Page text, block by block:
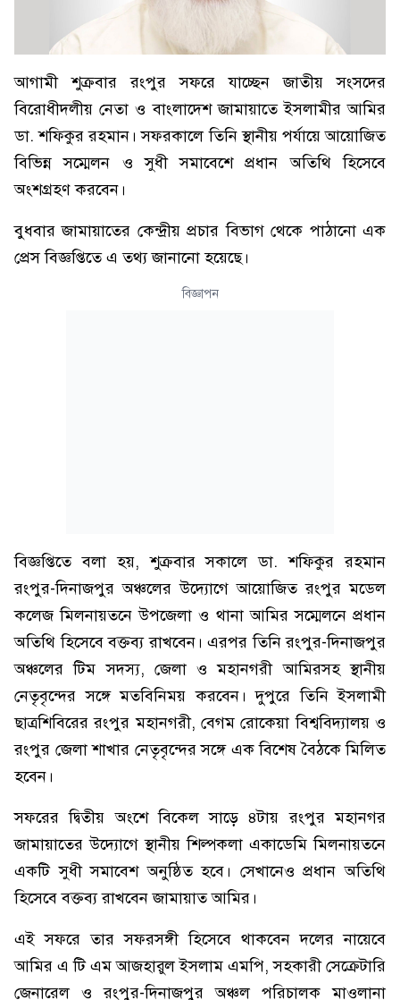
আগামী শুক্রবার রংপুর সফরে যাচ্ছেন জাতীয় সংসদের
বিরোধীদলীয় নেতা ও বাংলাদেশ জামায়াতে ইসলামীর আমির
ডা. শফিকুর রহমান। সফরকালে তিনি স্থানীয় পর্যায়ে আয়োজিত
বিভিন্ন সম্মেলন ও সুধী সমাবেশে প্রধান অতিথি হিসেবে
অংশগ্রহণ করবেন।
বুধবার জামায়াতের কেন্দ্রীয় প্রচার বিভাগ থেকে পাঠানো এক
প্রেস বিজ্ঞপ্তিতে এ তথ্য জানানো হয়েছে।
বিজ্ঞাপন
বিজ্ঞপ্তিতে বলা হয়, শুক্রবার সকালে ডা. শফিকুর রহমান
রংপুর-দিনাজপুর অঞ্চলের উদ্যোগে আয়োজিত রংপুর মডেল
কলেজ মিলনায়তনে উপজেলা ও থানা আমির সম্মেলনে প্রধান
অতিথি হিসেবে বক্তব্য রাখবেন। এরপর তিনি রংপুর-দিনাজপুর
অঞ্চলের টিম সদস্য, জেলা ও মহানগরী আমিরসহ স্থানীয়
নেতৃবৃন্দের সঙ্গে মতবিনিময় করবেন। দুপুরে তিনি ইসলামী
ছাত্রশিবিরের রংপুর মহানগরী, বেগম রোকেয়া বিশ্ববিদ্যালয় ও
রংপুর জেলা শাখার নেতৃবৃন্দের সঙ্গে এক বিশেষ বৈঠকে মিলিত
হবেন।
সফরের দ্বিতীয় অংশে বিকেল সাড়ে ৪টায় রংপুর মহানগর
জামায়াতের উদ্যোগে স্থানীয় শিল্পকলা একাডেমি মিলনায়তনে
একটি সুধী সমাবেশ অনুষ্ঠিত হবে। সেখানেও প্রধান অতিথি
হিসেবে বক্তব্য রাখবেন জামায়াত আমির।
এই সফরে তার সফরসঙ্গী হিসেবে থাকবেন দলের নায়েবে
আমির এ টি এম আজহারুল ইসলাম এমপি, সহকারী সেক্রেটারি
জেনারেল ও রংপুর-দিনাজপুর অঞ্চল পরিচালক মাওলানা